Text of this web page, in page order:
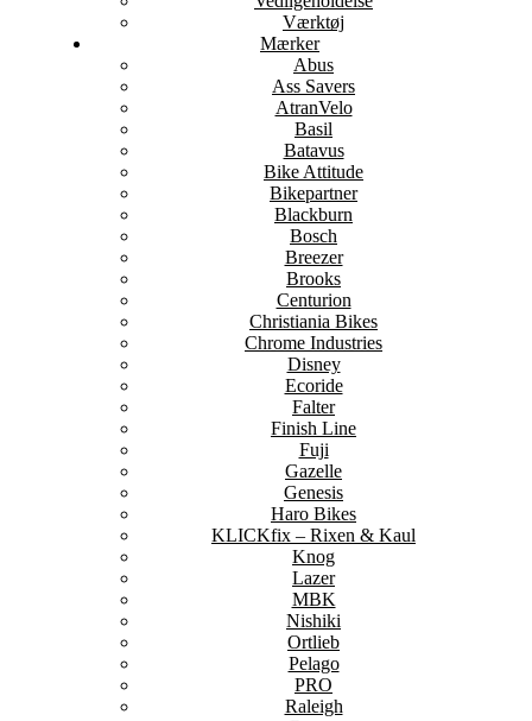
Værktøj
Mærker
Abus
Ass Savers
AtranVelo
Basil
Batavus
Bike Attitude
Bikepartner
Blackburn
Bosch
Breezer
Brooks
Centurion
Christiania Bikes
Chrome Industries
Disney
Ecoride
Falter
Finish Line
Fuji
Gazelle
Genesis
Haro Bikes
KLICKfix – Rixen & Kaul
Knog
Lazer
MBK
Nishiki
Ortlieb
Pelago
PRO
Raleigh